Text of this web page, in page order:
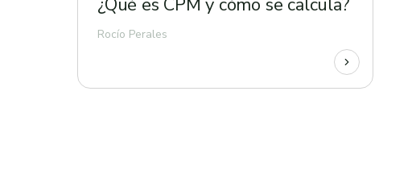
¿Qué es CPM y cómo se calcula?
Rocío Perales